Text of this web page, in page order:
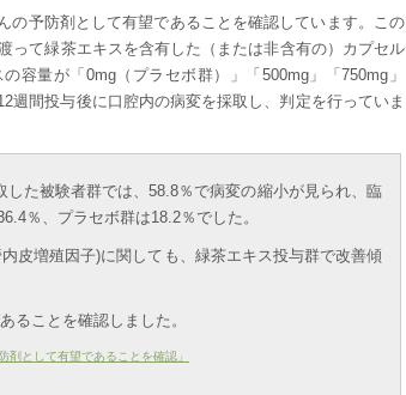
の予防剤として有望であることを確認しています。この
って緑茶エキスを含有した（または非含有の）カプセル
容量が「0mg（プラセボ群）」「500mg」「750mg」
週間投与後に口腔内の病変を採取し、判定を行っていま
た被験者群では、58.8％で病変の縮小が見られ、臨
％、プラセボ群は18.2％でした。
皮増殖因子)に関しても、緑茶エキス投与群で改善傾
ることを確認しました。
として有望であることを確認」